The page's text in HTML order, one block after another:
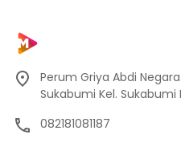
Perum Griya Abdi Negara
Sukabumi Kel.
082181081187